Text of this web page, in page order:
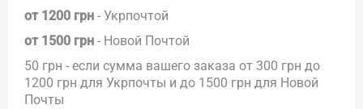
от 1200 грн - Укрпочтой
от 1500 грн - Новой Почтой
50 грн - если сумма вашего заказа от 300 грн до
1200 грн для Укрпочты и до 1500 грн для Новой
Почты